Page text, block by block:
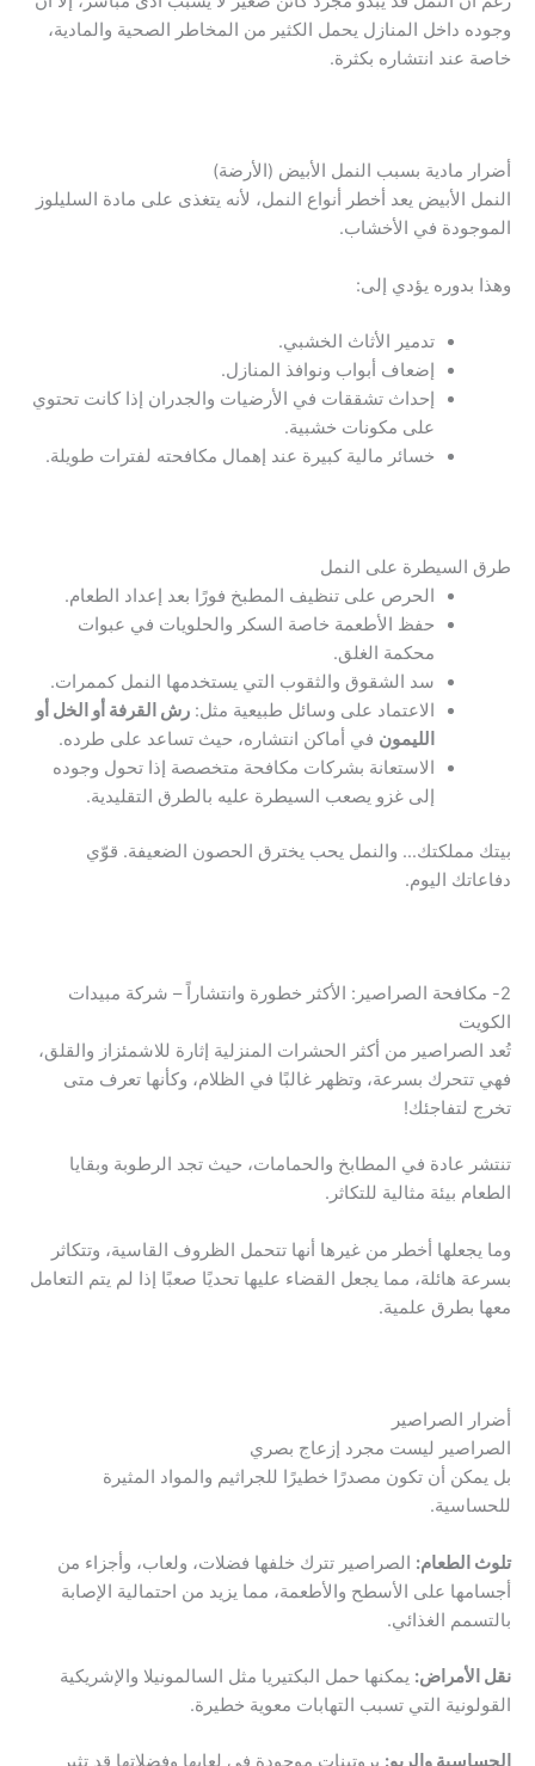
وجوده داخل المنازل يحمل الكثير من المخاطر الصحية والمادية،
خاصة عند انتشاره بكثرة.
أضرار مادية بسبب النمل الأبيض (الأرضة)
النمل الأبيض يعد أخطر أنواع النمل، لأنه يتغذى على مادة السليلوز
الموجودة في الأخشاب.
وهذا بدوره يؤدي إلى:
تدمير الأثاث الخشبي.
إضعاف أبواب ونوافذ المنازل.
إحداث تشققات في الأرضيات والجدران إذا كانت تحتوي
على مكونات خشبية.
خسائر مالية كبيرة عند إهمال مكافحته لفترات طويلة.
طرق السيطرة على النمل
الحرص على تنظيف المطبخ فورًا بعد إعداد الطعام.
حفظ الأطعمة خاصة السكر والحلويات في عبوات
محكمة الغلق.
سد الشقوق والثقوب التي يستخدمها النمل كممرات.
الاعتماد على وسائل طبيعية مثل: رش القرفة أو الخل أو
الليمون في أماكن انتشاره، حيث تساعد على طرده.
الاستعانة بشركات مكافحة متخصصة إذا تحول وجوده
إلى غزو يصعب السيطرة عليه بالطرق التقليدية.
بيتك مملكتك… والنمل يحب يخترق الحصون الضعيفة. قوّي
دفاعاتك اليوم.
2- مكافحة الصراصير: الأكثر خطورة وانتشاراً – شركة مبيدات
الكويت
تُعد الصراصير من أكثر الحشرات المنزلية إثارة للاشمئزاز والقلق،
فهي تتحرك بسرعة، وتظهر غالبًا في الظلام، وكأنها تعرف متى
تخرج لتفاجئك!
تنتشر عادة في المطابخ والحمامات، حيث تجد الرطوبة وبقايا
الطعام بيئة مثالية للتكاثر.
وما يجعلها أخطر من غيرها أنها تتحمل الظروف القاسية، وتتكاثر
بسرعة هائلة، مما يجعل القضاء عليها تحديًا صعبًا إذا لم يتم التعامل
معها بطرق علمية.
أضرار الصراصير
الصراصير ليست مجرد إزعاج بصري
بل يمكن أن تكون مصدرًا خطيرًا للجراثيم والمواد المثيرة
للحساسية.
تلوث الطعام: الصراصير تترك خلفها فضلات، ولعاب، وأجزاء من
أجسامها على الأسطح والأطعمة، مما يزيد من احتمالية الإصابة
بالتسمم الغذائي.
نقل الأمراض: يمكنها حمل البكتيريا مثل السالمونيلا والإشريكية
القولونية التي تسبب التهابات معوية خطيرة.
الحساسية والربو: بروتينات موجودة في لعابها وفضلاتها قد تثير